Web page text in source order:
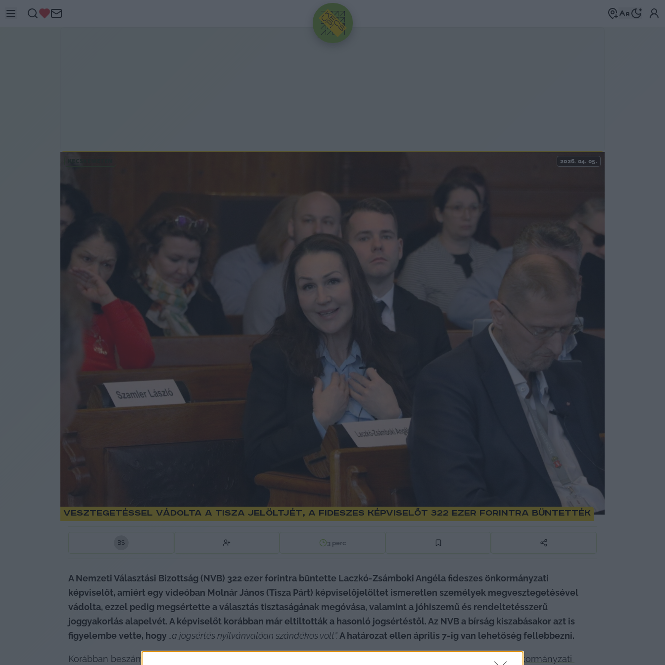
HIRDETÉS
KECSKEMÉTEN 2026. 04. 05.
Vesztegetéssel vádolta a Tisza jelöltjét, a fideszes képviselőt 322 ezer forintra büntették
BS 3 perc
A Nemzeti Választási Bizottság (NVB) 322 ezer forintra büntette Laczkó-Zsámboki Angéla fideszes önkormányzati
képviselőt, amiért egy videóban Molnár János (Tisza Párt) képviselőjelöltet ismeretlen személyek megvesztegetésével
vádolta, ezzel pedig megsértette a választás tisztaságának megóvása, valamint a jóhiszemű és rendeltetésszerű
joggyakorlás alapelvét. A képviselőt korábban már eltiltották a hasonló jogsértéstől. Az NVB a bírság kiszabásakor azt is
figyelembe vette, hogy „a jogsértés nyilvánvalóan szándékos volt”. A határozat ellen április 7-ig van lehetőség fellebbezni.
Korábban beszámoltunk arról, hogy a Bács-Kiskun Vármegyei 02. számú OEVB megállapította,
a fideszes önkormányzati